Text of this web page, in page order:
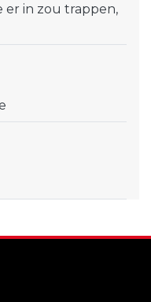
er in zou trappen,